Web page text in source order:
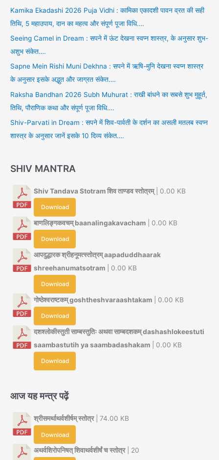
Kamika Ekadashi 2026 Puja Vidhi : कामिका एकादशी पावन व्रत की सही
तिथि, 5 महाउपाय, दान का महत्व और संपूर्ण पूजा विधि….
Seeing Camel in Dream : सपने में ऊंट देखना स्वप्न शास्त्र, के अनुसार शुभ-
अशुभ संकेत….
Sapne Mein Rishi Muni Dekhna : सपने में ऋषि-मुनि देखना स्वप्न शास्त्र
के अनुसार इसके अद्भुत और जाग्रत संकेत….
Raksha Bandhan 2026 Subh Muhurat : राखी बांधने का सबसे शुभ मुहूर्त,
तिथि, पौराणिक कथा और संपूर्ण पूजा विधि….
Shiv-Parvati in Dream : सपने में शिव-पार्वती के दर्शन का असली मतलब स्वप्न
शास्त्र के अनुसार जानें इसके 10 दिव्य संकेत….
SHIV MANTRA
Shiv Tandava Stotram शिव ताण्डव स्तोत्रम्| 0.00 KB
Download
बाणलिङ्गकवचम् baanalingakavacham | 0.00 KB
Download
आपदुद्धारक श्रीहनूमत्स्तोत्रम् aapaduddhaarak
shreehanumatsotram | 0.00 KB
Download
गोष्ठेश्वराष्टकम् goshtheshvaraashtakam | 0.00 KB
Download
दशश्लोकीस्तुती साम्बस्तुतिः अथवा साम्बदशकम् dashashlokeestuti
saambastutih ya saambadashakam | 0.00 KB
Download
आज यह मन्त्र पढ़ें
श्रीसमर्थाथर्वशीर्षम् स्तोत्र| 74.00 KB
Download
अथर्वशिरोपनिषत् शिवाथर्वशीर्षं च स्तोत्र| 20